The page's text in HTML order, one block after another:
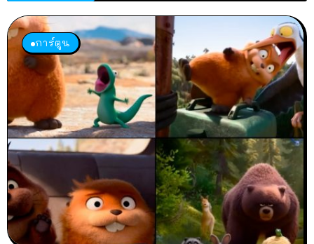
การ์ตูน